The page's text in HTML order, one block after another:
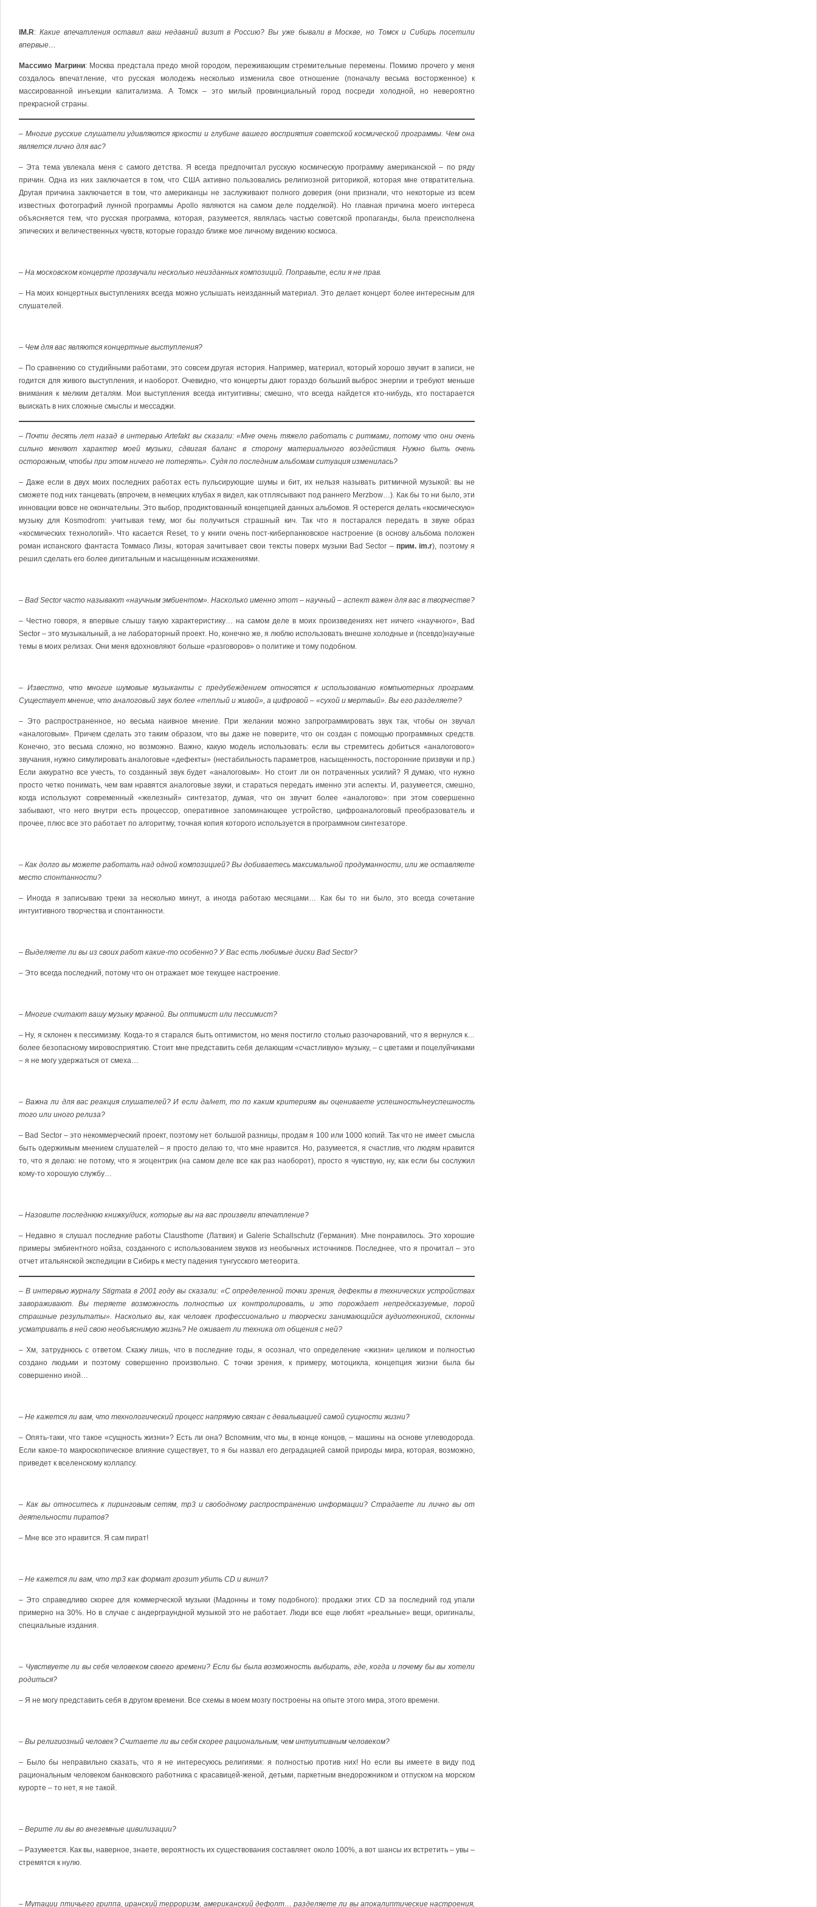
IM.R: Какие впечатления оставил ваш недавний визит в Россию? Вы уже бывали в Москве, но Томск и Сибирь посетили
впервые…
Массимо Магрини: Москва предстала предо мной городом, переживающим стремительные перемены. Помимо прочего у меня
создалось впечатление, что русская молодежь несколько изменила свое отношение (поначалу весьма восторженное) к
массированной инъекции капитализма. А Томск – это милый провинциальный город посреди холодной, но невероятно
прекрасной страны.
– Многие русские слушатели удивляются яркости и глубине вашего восприятия советской космической программы. Чем она
является лично для вас?
– Эта тема увлекала меня с самого детства. Я всегда предпочитал русскую космическую программу американской – по ряду
причин. Одна из них заключается в том, что США активно пользовались религиозной риторикой, которая мне отвратительна.
Другая причина заключается в том, что американцы не заслуживают полного доверия (они признали, что некоторые из всем
известных фотографий лунной программы Apollo являются на самом деле подделкой). Но главная причина моего интереса
объясняется тем, что русская программа, которая, разумеется, являлась частью советской пропаганды, была преисполнена
эпических и величественных чувств, которые гораздо ближе мое личному видению космоса.
– На московском концерте прозвучали несколько неизданных композиций. Поправьте, если я не прав.
– На моих концертных выступлениях всегда можно услышать неизданный материал. Это делает концерт более интересным для
слушателей.
– Чем для вас являются концертные выступления?
– По сравнению со студийными работами, это совсем другая история. Например, материал, который хорошо звучит в записи, не
годится для живого выступления, и наоборот. Очевидно, что концерты дают гораздо больший выброс энергии и требуют меньше
внимания к мелким деталям. Мои выступления всегда интуитивны; смешно, что всегда найдется кто-нибудь, кто постарается
выискать в них сложные смыслы и мессаджи.
– Почти десять лет назад в интервью Artefakt вы сказали: «Мне очень тяжело работать с ритмами, потому что они очень
сильно меняют характер моей музыки, сдвигая баланс в сторону материального воздействия. Нужно быть очень
осторожным, чтобы при этом ничего не потерять». Судя по последним альбомам ситуация изменилась?
– Даже если в двух моих последних работах есть пульсирующие шумы и бит, их нельзя называть ритмичной музыкой: вы не
сможете под них танцевать (впрочем, в немецких клубах я видел, как отплясывают под раннего Merzbow…). Как бы то ни было, эти
инновации вовсе не окончательны. Это выбор, продиктованный концепцией данных альбомов. Я остерегся делать «космическую»
музыку для Kosmodrom: учитывая тему, мог бы получиться страшный кич. Так что я постарался передать в звуке образ
«космических технологий». Что касается Reset, то у книги очень пост-киберпанковское настроение (в основу альбома положен
роман испанского фантаста Томмасо Лизы, которая зачитывает свои тексты поверх музыки Bad Sector – прим. im.r), поэтому я
решил сделать его более дигитальным и насыщенным искажениями.
– Bad Sector часто называют «научным эмбиентом». Насколько именно этот – научный – аспект важен для вас в творчестве?
– Честно говоря, я впервые слышу такую характеристику… на самом деле в моих произведениях нет ничего «научного», Bad
Sector – это музыкальный, а не лабораторный проект. Но, конечно же, я люблю использовать внешне холодные и (псевдо)научные
темы в моих релизах. Они меня вдохновляют больше «разговоров» о политике и тому подобном.
– Известно, что многие шумовые музыканты с предубеждением относятся к использованию компьютерных программ.
Существует мнение, что аналоговый звук более «теплый и живой», а цифровой – «сухой и мертвый». Вы его разделяете?
– Это распространенное, но весьма наивное мнение. При желании можно запрограммировать звук так, чтобы он звучал
«аналоговым». Причем сделать это таким образом, что вы даже не поверите, что он создан с помощью программных средств.
Конечно, это весьма сложно, но возможно. Важно, какую модель использовать: если вы стремитесь добиться «аналогового»
звучания, нужно симулировать аналоговые «дефекты» (нестабильность параметров, насыщенность, посторонние призвуки и пр.)
Если аккуратно все учесть, то созданный звук будет «аналоговым». Но стоит ли он потраченных усилий? Я думаю, что нужно
просто четко понимать, чем вам нравятся аналоговые звуки, и стараться передать именно эти аспекты. И, разумеется, смешно,
когда используют современный «железный» синтезатор, думая, что он звучит более «аналогово»: при этом совершенно
забывают, что него внутри есть процессор, оперативное запоминающее устройство, цифроаналоговый преобразователь и
прочее, плюс все это работает по алгоритму, точная копия которого используется в программном синтезаторе.
– Как долго вы можете работать над одной композицией? Вы добиваетесь максимальной продуманности, или же оставляете
место спонтанности?
– Иногда я записываю треки за несколько минут, а иногда работаю месяцами… Как бы то ни было, это всегда сочетание
интуитивного творчества и спонтанности.
– Выделяете ли вы из своих работ какие-то особенно? У Вас есть любимые диски Bad Sector?
– Это всегда последний, потому что он отражает мое текущее настроение.
– Многие считают вашу музыку мрачной. Вы оптимист или пессимист?
– Ну, я склонен к пессимизму. Когда-то я старался быть оптимистом, но меня постигло столько разочарований, что я вернулся к…
более безопасному мировосприятию. Стоит мне представить себя делающим «счастливую» музыку, – с цветами и поцелуйчиками
– я не могу удержаться от смеха…
– Важна ли для вас реакция слушателей? И если да/нет, то по каким критериям вы оцениваете успешность/неуспешность
того или иного релиза?
– Bad Sector – это некоммерческий проект, поэтому нет большой разницы, продам я 100 или 1000 копий. Так что не имеет смысла
быть одержимым мнением слушателей – я просто делаю то, что мне нравится. Но, разумеется, я счастлив, что людям нравится
то, что я делаю: не потому, что я эгоцентрик (на самом деле все как раз наоборот), просто я чувствую, ну, как если бы сослужил
кому-то хорошую службу…
– Назовите последнюю книжку/диск, которые вы на вас произвели впечатление?
– Недавно я слушал последние работы Clausthome (Латвия) и Galerie Schallschutz (Германия). Мне понравилось. Это хорошие
примеры эмбиентного нойза, созданного с использованием звуков из необычных источников. Последнее, что я прочитал – это
отчет итальянской экспедиции в Сибирь к месту падения тунгусского метеорита.
– В интервью журналу Stigmata в 2001 году вы сказали: «С определенной точки зрения, дефекты в технических устройствах
завораживают. Вы теряете возможность полностью их контролировать, и это порождает непредсказуемые, порой
страшные результаты». Насколько вы, как человек профессионально и творчески занимающийся аудиотехникой, склонны
усматривать в ней свою необъяснимую жизнь? Не оживает ли техника от общения с ней?
– Хм, затруднюсь с ответом. Скажу лишь, что в последние годы, я осознал, что определение «жизни» целиком и полностью
создано людьми и поэтому совершенно произвольно. С точки зрения, к примеру, мотоцикла, концепция жизни была бы
совершенно иной…
– Не кажется ли вам, что технологический процесс напрямую связан с девальвацией самой сущности жизни?
– Опять-таки, что такое «сущность жизни»? Есть ли она? Вспомним, что мы, в конце концов, – машины на основе углеводорода.
Если какое-то макроскопическое влияние существует, то я бы назвал его деградацией самой природы мира, которая, возможно,
приведет к вселенскому коллапсу.
– Как вы относитесь к пиринговым сетям, mp3 и свободному распространению информации? Страдаете ли лично вы от
деятельности пиратов?
– Мне все это нравится. Я сам пират!
– Не кажется ли вам, что mp3 как формат грозит убить CD и винил?
– Это справедливо скорее для коммерческой музыки (Мадонны и тому подобного): продажи этих CD за последний год упали
примерно на 30%. Но в случае с андерграундной музыкой это не работает. Люди все еще любят «реальные» вещи, оригиналы,
специальные издания.
– Чувствуете ли вы себя человеком своего времени? Если бы была возможность выбирать, где, когда и почему бы вы хотели
родиться?
– Я не могу представить себя в другом времени. Все схемы в моем мозгу построены на опыте этого мира, этого времени.
– Вы религиозный человек? Считаете ли вы себя скорее рациональным, чем интуитивным человеком?
– Было бы неправильно сказать, что я не интересуюсь религиями: я полностью против них! Но если вы имеете в виду под
рациональным человеком банковского работника с красавицей-женой, детьми, паркетным внедорожником и отпуском на морском
курорте – то нет, я не такой.
– Верите ли вы во внеземные цивилизации?
– Разумеется. Как вы, наверное, знаете, вероятность их существования составляет около 100%, а вот шансы их встретить – увы –
стремятся к нулю.
– Мутации птичьего гриппа, иранский терроризм, американский дефолт… разделяете ли вы апокалиптические настроения,